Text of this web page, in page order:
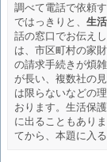
調べて電話で依頼
ではっきりと、 生
話の窓口でお伝え
は、市区町村の家
の請求手続きが煩
が長い、複数社の
は限らないなどの
おります。生活保
に出ることもあり
てから、本題に入